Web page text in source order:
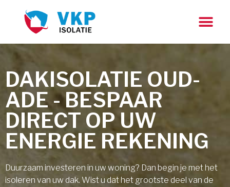
DAKISOLATIE OUD-
ADE - BESPAAR
DIRECT OP UW
ENERGIE REKENING
Duurzaam investeren in uw woning? Dan begin je met het
isoleren van uw dak. Wist u dat het grootste deel van de